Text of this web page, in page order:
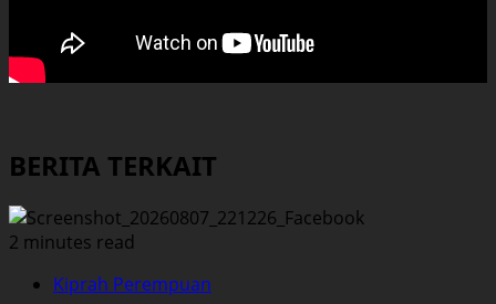
BERITA TERKAIT
2 minutes read
Kiprah Perempuan